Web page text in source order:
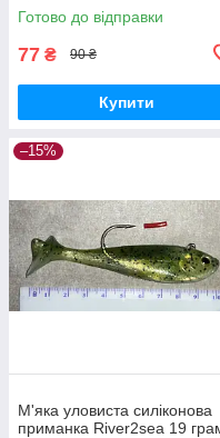
Готово до відправки
77 ₴ 90 ₴
Купити
–15%
М'яка уловиста силіконова
приманка River2sea 19